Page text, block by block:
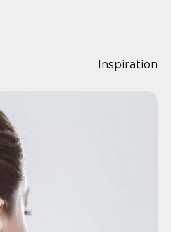
Inspiration